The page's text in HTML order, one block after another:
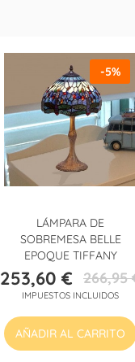
LÁMPARA DE
SOBREMESA BELLE
EPOQUE TIFFANY
Precio
253,60 €Precio
base
266,95
IMPUESTOS INCLUIDOS
-5%
AÑADIR AL CARRITO